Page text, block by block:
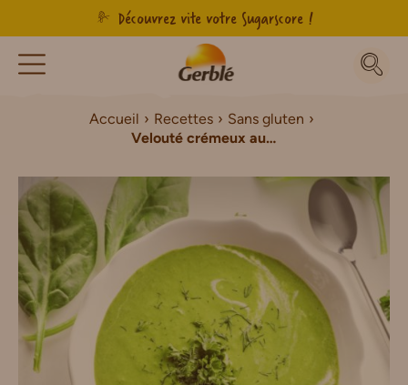
Découvrez vite votre Sugarscore !
Accueil Recettes
Sans gluten
Velouté crémeux aux épinards Sans Gluten